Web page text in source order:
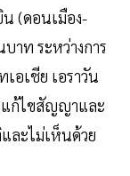
น (ดอนเมือง-
าท ระหว่างการ
อเชีย เอราวัน
แก้ไขสัญญาและ
ละไม่เห็นด้วย